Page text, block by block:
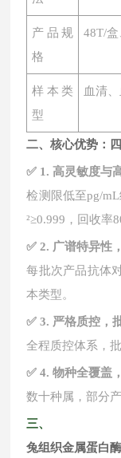
产品规
格
48T/
样本类
型
血清
二、核心优势：
✅ 1. 高灵敏度与
检测限低至pg/
²≥0.999，回收率
✅ 2. 广谱特异性
每批次产品抗体
本类型。
✅ 3. 严格质控，
全程质控体系，
✅ 4. 物种全覆盖
数十种属，部分
三、
兔组织金属蛋白